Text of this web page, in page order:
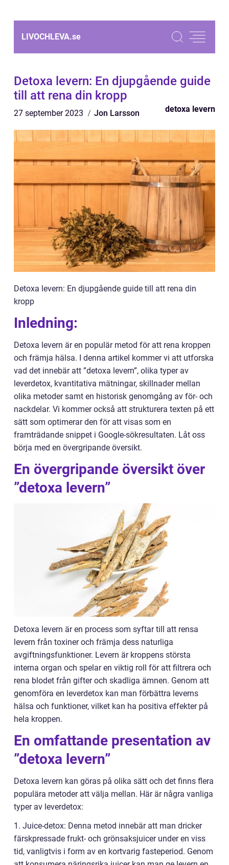
LIVOCHLEVA.se
Detoxa levern: En djupgående guide
till att rena din kropp
27 september 2023 Jon Larsson detoxa levern
Detoxa levern: En djupgående guide till att rena din
kropp
Inledning:
Detoxa levern är en populär metod för att rena kroppen
och främja hälsa. I denna artikel kommer vi att utforska
vad det innebär att ”detoxa levern”, olika typer av
leverdetox, kvantitativa mätningar, skillnader mellan
olika metoder samt en historisk genomgång av för- och
nackdelar. Vi kommer också att strukturera texten på ett
sätt som optimerar den för att visas som en
framträdande snippet i Google-sökresultaten. Låt oss
börja med en övergripande översikt.
En övergripande översikt över
”detoxa levern”
Detoxa levern är en process som syftar till att rensa
levern från toxiner och främja dess naturliga
avgiftningsfunktioner. Levern är kroppens största
interna organ och spelar en viktig roll för att filtrera och
rena blodet från gifter och skadliga ämnen. Genom att
genomföra en leverdetox kan man förbättra leverns
hälsa och funktioner, vilket kan ha positiva effekter på
hela kroppen.
En omfattande presentation av
”detoxa levern”
Detoxa levern kan göras på olika sätt och det finns flera
populära metoder att välja mellan. Här är några vanliga
typer av leverdetox:
1. Juice-detox: Denna metod innebär att man dricker
färskpressade frukt- och grönsaksjuicer under en viss
tid, vanligtvis i form av en kortvarig fasteperiod. Genom